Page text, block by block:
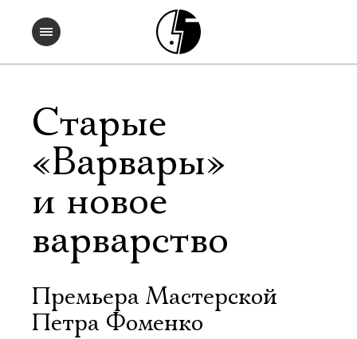
Старые
«Варвары»
и новое
варварство
Премьера Мастерской
Петра Фоменко